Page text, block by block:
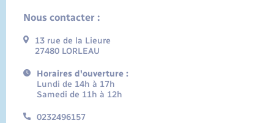
Nous contacter :
13 rue de la Lieure
27480 LORLEAU
Horaires d'ouverture :
Lundi de 14h à 17h
Samedi de 11h à 12h
0232496157